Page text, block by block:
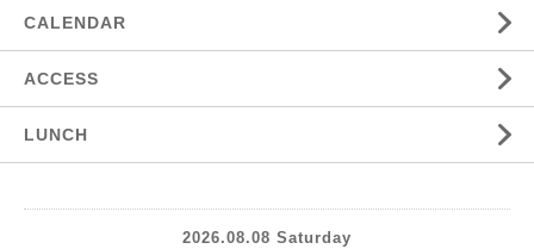
CALENDAR
ACCESS
LUNCH
2026.08.08 Saturday